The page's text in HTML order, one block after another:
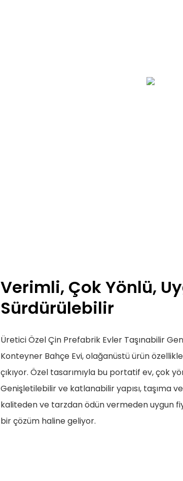
Verimli, Çok Yönlü,
Sürdürülebilir
Üretici Özel Çin Prefabrik Evler Taşınabilir
Konteyner Bahçe Evi, olağanüstü ürün
çıkıyor. Özel tasarımıyla bu portatif ev, çok
Genişletilebilir ve katlanabilir yapısı, taşıma
kaliteden ve tarzdan ödün vermeden uygun
bir çözüm haline geliyor.